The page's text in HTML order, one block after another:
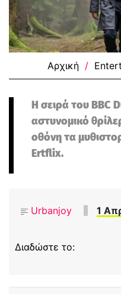
Αρχική /
Η σειρά του BBC
αστυνομικό
οθόνη τα
Ertflix.
Urbanjoy 1
Διαδώστε το: